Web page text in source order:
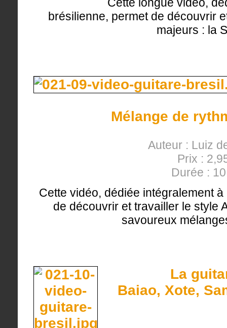
Cette longue vidéo,
brésilienne, permet de découvrir
majeurs : la
Mélange de
Auteur : Luiz
Prix :
Durée :
Cette vidéo, dédiée intégralement
de découvrir et travailler le style
savoureux
La
Baiao, Xote,